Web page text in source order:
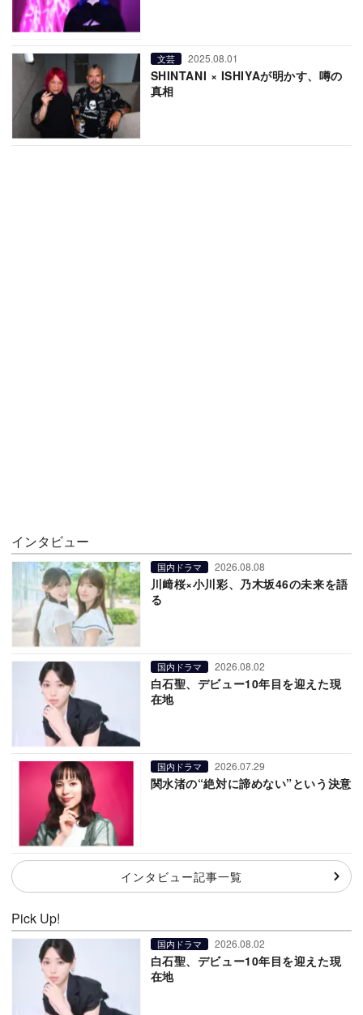
文芸 2025.08.01
SHINTANI × ISHIYAが明かす、噂の
真相
インタビュー
国内ドラマ 2026.08.08
川﨑桜×小川彩、乃木坂46の未来を語
る
国内ドラマ 2026.08.02
白石聖、デビュー10年目を迎えた現
在地
国内ドラマ 2026.07.29
関水渚の“絶対に諦めない”という決意
インタビュー記事一覧
Pick Up!
国内ドラマ 2026.08.02
白石聖、デビュー10年目を迎えた現
在地